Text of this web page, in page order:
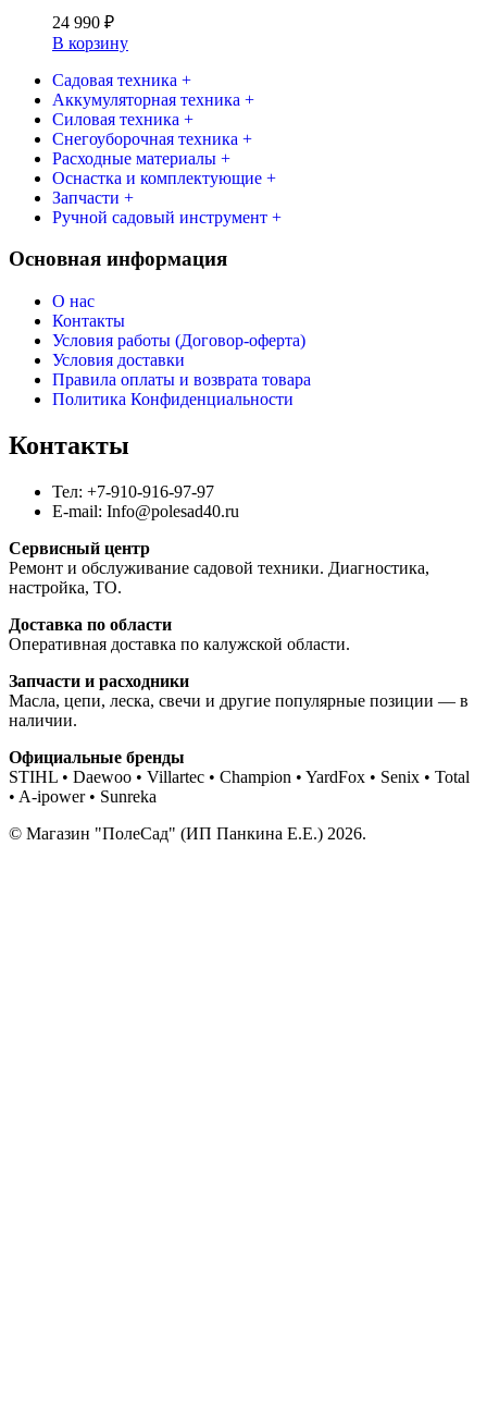
24 990 ₽
В корзину
Садовая техника +
Аккумуляторная техника +
Силовая техника +
Снегоуборочная техника +
Расходные материалы +
Оснастка и комплектующие +
Запчасти +
Ручной садовый инструмент +
Основная информация
О нас
Контакты
Условия работы (Договор-оферта)
Условия доставки
Правила оплаты и возврата товара
Политика Конфиденциальности
Контакты
Тел: +7-910-916-97-97
E-mail: Info@polesad40.ru
Сервисный центр
Ремонт и обслуживание садовой техники. Диагностика,
настройка, ТО.
Доставка по области
Оперативная доставка по калужской области.
Запчасти и расходники
Масла, цепи, леска, свечи и другие популярные позиции — в
наличии.
Официальные бренды
STIHL • Daewoo • Villartec • Champion • YardFox • Senix • Total
• A-ipower • Sunreka
© Магазин "ПолеСад" (ИП Панкина Е.Е.) 2026.